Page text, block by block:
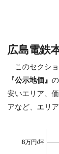
広島電鉄
このセクショ
『公示地価』
安いエリア、
アなど、エリ
8万円/坪